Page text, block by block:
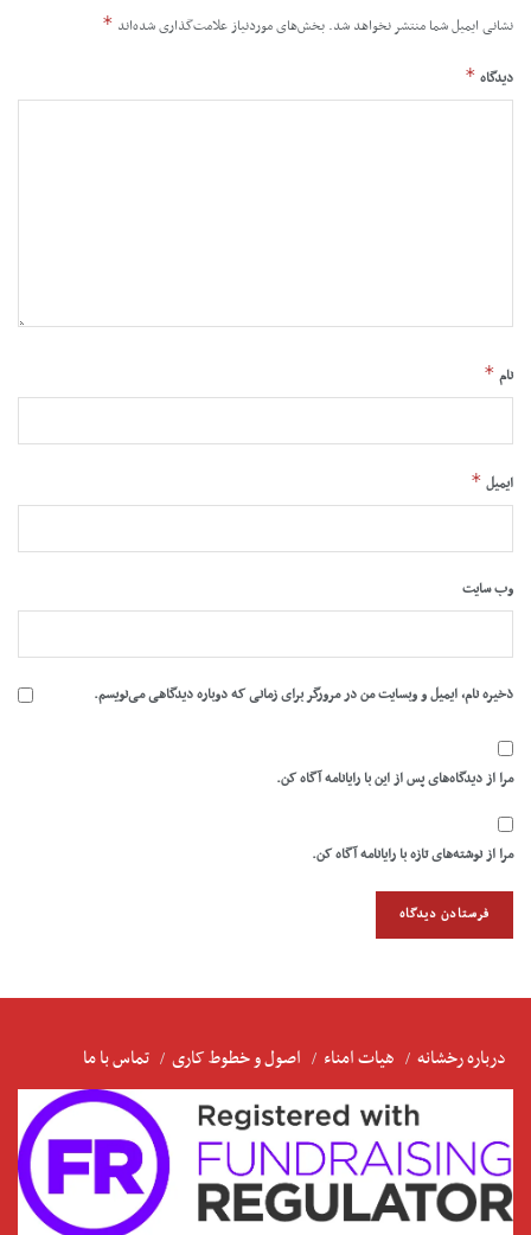
نشانی ایمیل شما منتشر نخواهد شد. بخش‌های موردنیاز علامت‌گذاری شده‌اند *
دیدگاه *
نام *
ایمیل *
وب‌ سایت
ذخیره نام، ایمیل و وبسایت من در مرورگر برای زمانی که دوباره دیدگاهی می‌نویسم.
مرا از دیدگاه‌های پس از این با رایانامه آگاه کن.
مرا از نوشته‌های تازه با رایانامه آگاه کن.
درباره رخشانه هیات امناء اصول و خطوط کاری تماس با ما